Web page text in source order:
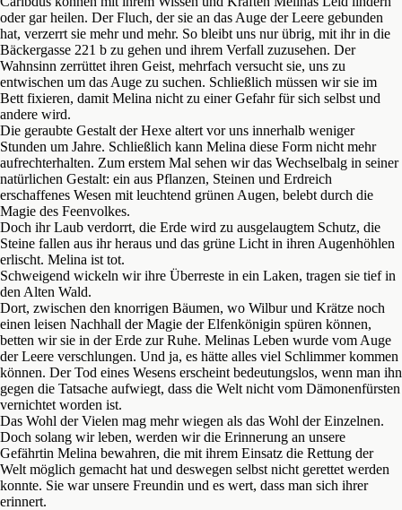
oder gar heilen. Der Fluch, der sie an das Auge der Leere gebunden
hat, verzerrt sie mehr und mehr. So bleibt uns nur übrig, mit ihr in die
Bäckergasse 221 b zu gehen und ihrem Verfall zuzusehen. Der
Wahnsinn zerrüttet ihren Geist, mehrfach versucht sie, uns zu
entwischen um das Auge zu suchen. Schließlich müssen wir sie im
Bett fixieren, damit Melina nicht zu einer Gefahr für sich selbst und
andere wird.
Die geraubte Gestalt der Hexe altert vor uns innerhalb weniger
Stunden um Jahre. Schließlich kann Melina diese Form nicht mehr
aufrechterhalten. Zum erstem Mal sehen wir das Wechselbalg in seiner
natürlichen Gestalt: ein aus Pflanzen, Steinen und Erdreich
erschaffenes Wesen mit leuchtend grünen Augen, belebt durch die
Magie des Feenvolkes.
Doch ihr Laub verdorrt, die Erde wird zu ausgelaugtem Schutz, die
Steine fallen aus ihr heraus und das grüne Licht in ihren Augenhöhlen
erlischt. Melina ist tot.
Schweigend wickeln wir ihre Überreste in ein Laken, tragen sie tief in
den Alten Wald.
Dort, zwischen den knorrigen Bäumen, wo Wilbur und Krätze noch
einen leisen Nachhall der Magie der Elfenkönigin spüren können,
betten wir sie in der Erde zur Ruhe. Melinas Leben wurde vom Auge
der Leere verschlungen. Und ja, es hätte alles viel Schlimmer kommen
können. Der Tod eines Wesens erscheint bedeutungslos, wenn man ihn
gegen die Tatsache aufwiegt, dass die Welt nicht vom Dämonenfürsten
vernichtet worden ist.
Das Wohl der Vielen mag mehr wiegen als das Wohl der Einzelnen.
Doch solang wir leben, werden wir die Erinnerung an unsere
Gefährtin Melina bewahren, die mit ihrem Einsatz die Rettung der
Welt möglich gemacht hat und deswegen selbst nicht gerettet werden
konnte. Sie war unsere Freundin und es wert, dass man sich ihrer
erinnert.